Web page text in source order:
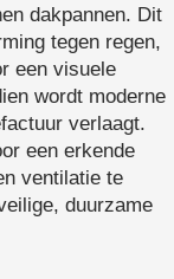
dakpannen. Dit
tegen regen,
een visuele
wordt moderne
verlaagt.
een erkende
ventilatie te
duurzame